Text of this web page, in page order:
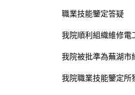
職業技能鑒定答疑
我院順利組織維修電
我院被批準為蕪湖市
我院職業技能鑒定所